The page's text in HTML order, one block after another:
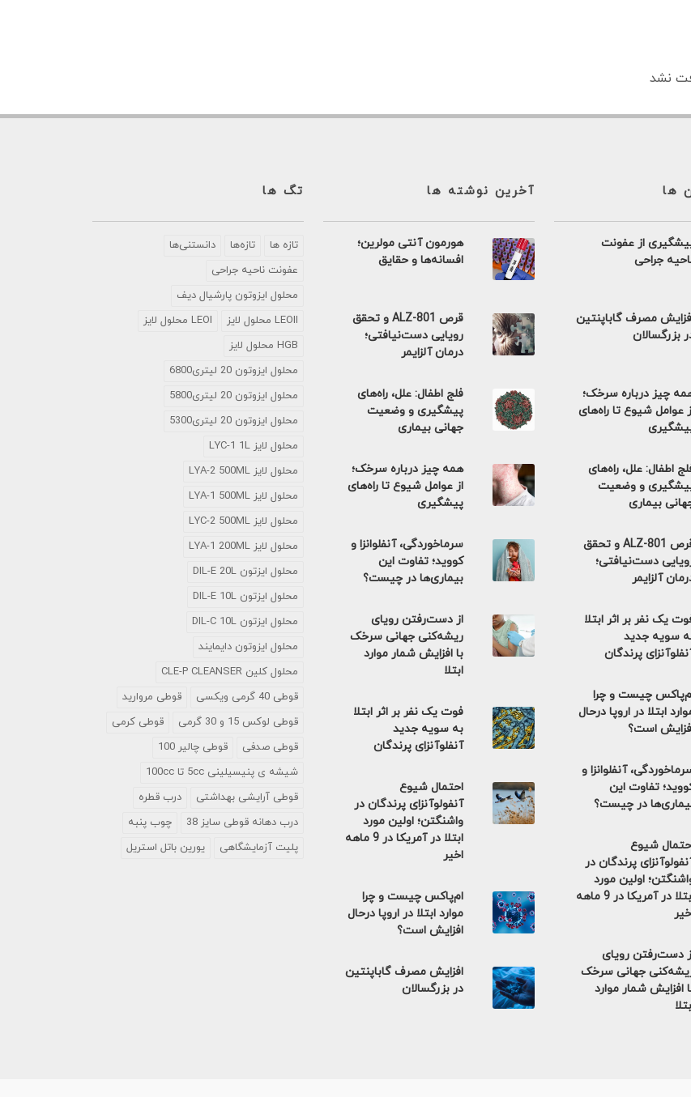
نشد
ها
از عفونت
جراحی
مصرف گاباپنتین
بزرگسالان
چیز درباره سرخک؛
عوامل شیوع تا راه‌های
اطفال: علل، راه‌های
و وضعیت
بیماری
قرص ALZ-801 و تحقق
دست‌نیافتی؛
آلزایمر
یک نفر بر اثر ابتلا
سویه جدید
پرندگان
چیست و چرا
ابتلا در اروپا درحال
است؟
آنفلوانزا و
تفاوت این
در چیست؟
شیوع
پرندگان در
اولین مورد
ابتلا در آمریکا در 9 ماهه
دست‌رفتن رویای
جهانی سرخک
افزایش شمار موارد
آخرین نوشته ها
هورمون آنتی مولرین؛
افسانه‌ها و حقایق
قرص ALZ-801 و تحقق
رویایی دست‌نیافتی؛
درمان آلزایمر
فلج اطفال: علل، راه‌های
پیشگیری و وضعیت
جهانی بیماری
همه چیز درباره سرخک؛
از عوامل شیوع تا راه‌های
پیشگیری
سرماخوردگی، آنفلوانزا و
کووید؛ تفاوت این
بیماری‌ها در چیست؟
از دست‌رفتن رویای
ریشه‌کنی جهانی سرخک
با افزایش شمار موارد
ابتلا
فوت یک نفر بر اثر ابتلا
به سویه جدید
آنفلوآنزای پرندگان
احتمال شیوع
آنفولوآنزای پرندگان در
واشنگتن؛ اولین مورد
ابتلا در آمریکا در 9 ماهه
اخیر
ام‌پاکس چیست و چرا
موارد ابتلا در اروپا درحال
افزایش است؟
افزایش مصرف گاباپنتین
در بزرگسالان
تگ ها
تازه ها تازه‌ها
دانستنی‌ها
عفونت ناحیه جراحی
محلول ايزوتون پارشيال ديف
LEOII محلول لایز
LEOI محلول لایز
HGB محلول لایز
محلول ایزوتون 20 لیتری6800
محلول ایزوتون 20 لیتری5800
محلول ایزوتون 20 لیتری5300
محلول لایز LYC-1 1L
محلول لایز LYA-2 500ML
محلول لایز LYA-1 500ML
محلول لایز LYC-2 500ML
محلول لایز LYA-1 200ML
محلول ایزتون DIL-E 20L
محلول ایزتون DIL-E 10L
محلول ایزتون DIL-C 10L
محلول ایزوتون دایمایند
محلول کلین CLE-P CLEANSER
قوطی 40 گرمی ویکسی
قوطی مروارید
قوطی لوکس 15 و 30 گرمی
قوطی کرمی
قوطی صدفی
قوطی چالیر 100
شیشه ی پنیسیلینی 5cc تا 100cc
قوطی آرایشی بهداشتی
درب قطره
درب دهانه قوطی سایز 38
چوب پنبه
پلیت آزمایشگاهی
یورین باتل استریل